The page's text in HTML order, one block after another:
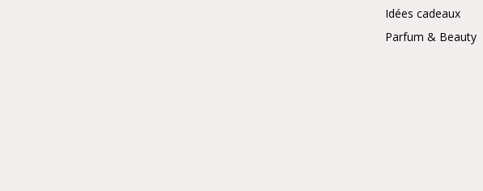
Idées cadeaux
Parfum & Beauty